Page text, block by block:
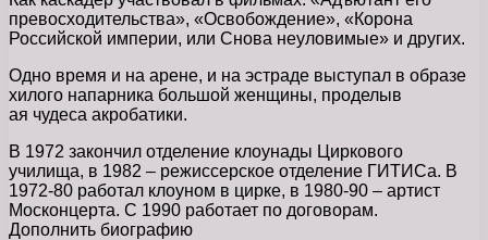
превосходительства», «Освобождение», «Корона
Российской империи, или Снова неуловимые» и других.
Одно время и на арене, и на эстраде выступал в образе
хилого напарника большой женщины, проделыв
ая чудеса акробатики.
В 1972 закончил отделение клоунады Циркового
училища, в 1982 – режиссерское отделение ГИТИСа. В
1972-80 работал клоуном в цирке, в 1980-90 – артист
Москонцерта. С 1990 работает по договорам.
Дополнить биографию